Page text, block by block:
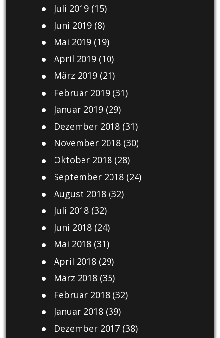
Juli 2019(15)
Juni 2019(8)
Mai 2019(19)
April 2019(10)
März 2019(21)
Februar 2019(31)
Januar 2019(29)
Dezember 2018(31)
November 2018(30)
Oktober 2018(28)
September 2018(24)
August 2018(32)
Juli 2018(32)
Juni 2018(24)
Mai 2018(31)
April 2018(29)
März 2018(35)
Februar 2018(32)
Januar 2018(39)
Dezember 2017(38)